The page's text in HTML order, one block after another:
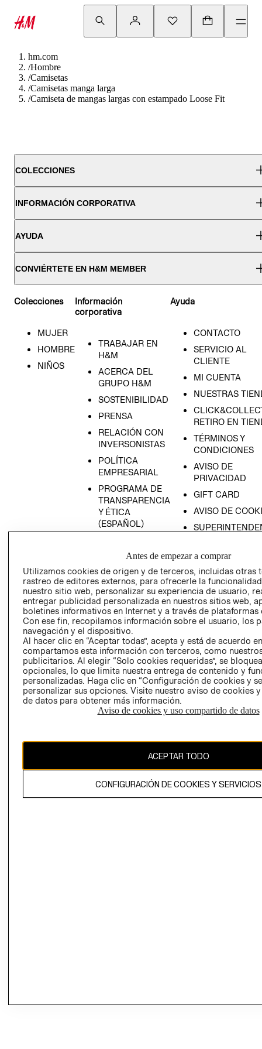
hm.com
/Hombre
/Camisetas
/Camisetas manga larga
/Camiseta de mangas largas con estampado Loose Fit
COLECCIONES
INFORMACIÓN CORPORATIVA
AYUDA
CONVIÉRTETE EN H&M MEMBER
Colecciones
MUJER
HOMBRE
NIÑOS
Información
corporativa
TRABAJAR EN
H&M
ACERCA DEL
GRUPO H&M
SOSTENIBILIDAD
PRENSA
RELACIÓN CON
INVERSONISTAS
POLÍTICA
EMPRESARIAL
PROGRAMA DE
TRANSPARENCIA
Y ÉTICA
(ESPAÑOL)
TRANSPARENCIA
Ayuda
CONTACTO
SERVICIO AL
CLIENTE
MI CUENTA
NUESTRAS
RETIRO EN
TÉRMINOS Y
CONDICIONES
AVISO DE
PRIVACIDAD
GIFT CARD
AVISO DE
PETICIONES
QUEJAS Y
RECLAMOS
Colombia ($)
CAMBIAR REGIÓN
El contenido de esta página web está protegido por copyright y es
propiedad de H&M Hennes & Mauritz AB.
Antes de empezar a comprar
Utilizamos cookies de origen y de terceros, incluidas otras
rastreo de editores externos, para ofrecerle la
nuestro sitio web, personalizar su experiencia de usuario,
entregar publicidad personalizada en nuestros sitios web,
boletines informativos en Internet y a través de plataformas
Con ese fin, recopilamos información sobre el usuario, los
navegación y el dispositivo.
Al hacer clic en “Aceptar todas”, acepta y está de acuerdo
compartamos esta información con terceros, como
publicitarios. Al elegir “Solo cookies requeridas”, se
opcionales, lo que limita nuestra entrega de contenido y
personalizadas. Haga clic en “Configuración de cookies y
personalizar sus opciones. Visite nuestro aviso de cookies
de datos para obtener más información.
Aviso de cookies y uso compartido de datos
ACEPTAR TODO
CONFIGURACIÓN DE COOKIES Y SERVICIOS